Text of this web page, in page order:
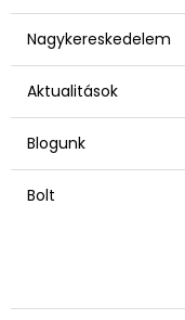
Nagykereskedelem
Aktualitások
Blogunk
Bolt